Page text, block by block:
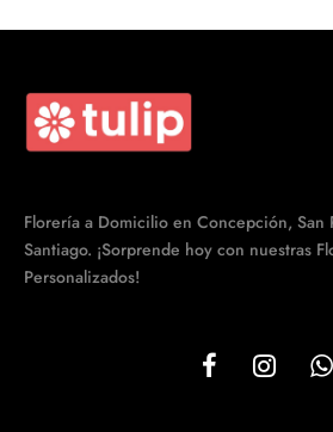
Florería a Domicilio en Concepción, San
Santiago. ¡Sorprende hoy con nuestras
Personalizados!